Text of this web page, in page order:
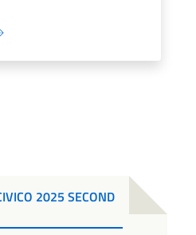
2025 SECOND